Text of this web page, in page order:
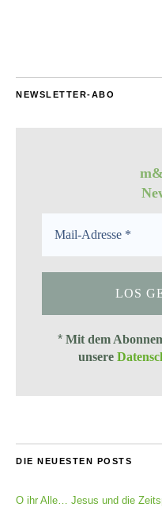
NEWSLETTER-ABO
* Mit dem
unsere
DIE NEUESTEN POSTS
O ihr Alle… Jesus und die